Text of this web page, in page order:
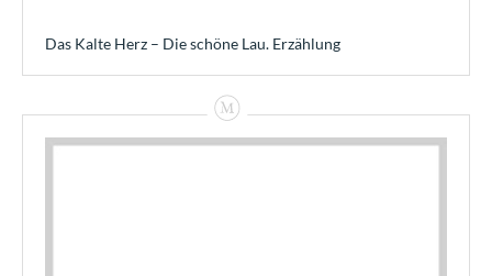
Das Kalte Herz – Die schöne Lau. Erzählung